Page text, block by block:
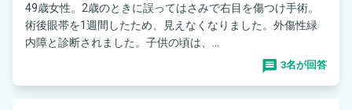
49歳女性。2歳のときに誤ってはさみで右目を傷つけ手術。
術後眼帯を1週間したため、見えなくなりました。外傷性緑
内障と診断されました。子供の頃は、...
3名が回答